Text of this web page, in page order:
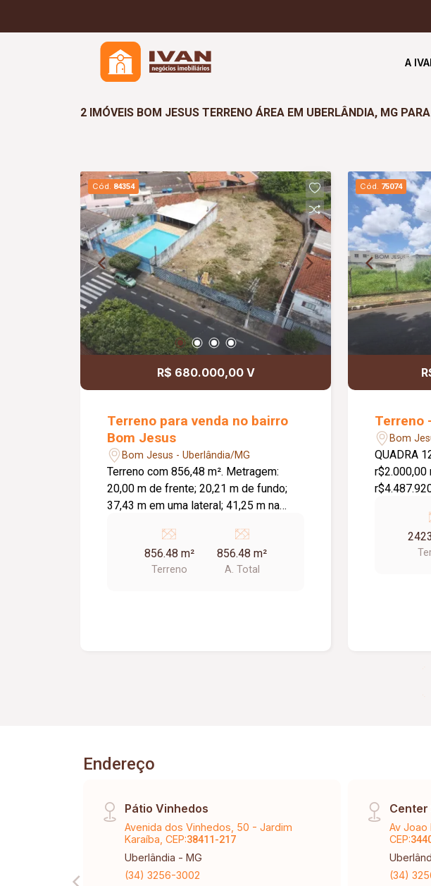
A
2 IMÓVEIS BOM JESUS TERRENO ÁREA EM UBERLÂNDIA, MG
Cód. 84354
R$ 680.000,00 V
Terreno para venda no bairro
Bom Jesus
Bom Jesus - Uberlândia/MG
Terreno com 856,48 m². Metragem:
20,00 m de frente; 20,21 m de fundo;
37,43 m em uma lateral; 41,25 m na
praça da região; Excelente opção para
construção ou investimento.
856.48 m²
Terreno
856.48 m²
A. Total
Cód. 75074
Terreno
Bom
QUADRA 123 LOTE A
r$2.000,00 metro
r$4.487.920,00 FRENTE
Endereço
Pátio Vinhedos
Avenida dos Vinhedos, 50 - Jardim
Karaíba, CEP:38411-217
Uberlândia - MG
(34) 3256-3002
Center
Av Joao
CEP:
(34)